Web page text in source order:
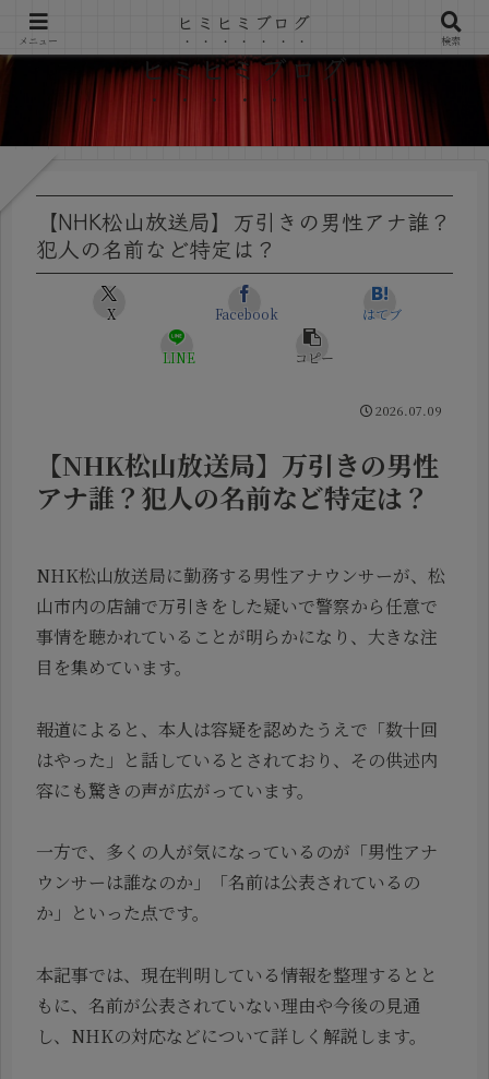
ヒミヒミブログ
【NHK松山放送局】万引きの男性アナ誰？
犯人の名前など特定は？
X Facebook はてブ
LINE コピー
2026.07.09
【NHK松山放送局】万引きの男性
アナ誰？犯人の名前など特定は？
NHK松山放送局に勤務する男性アナウンサーが、松
山市内の店舗で万引きをした疑いで警察から任意で
事情を聴かれていることが明らかになり、大きな注
目を集めています。
報道によると、本人は容疑を認めたうえで「数十回
はやった」と話しているとされており、その供述内
容にも驚きの声が広がっています。
一方で、多くの人が気になっているのが「男性アナ
ウンサーは誰なのか」「名前は公表されているの
か」といった点です。
本記事では、現在判明している情報を整理するとと
もに、名前が公表されていない理由や今後の見通
し、NHKの対応などについて詳しく解説します。
メニュー
ヒミヒミブログ
検索